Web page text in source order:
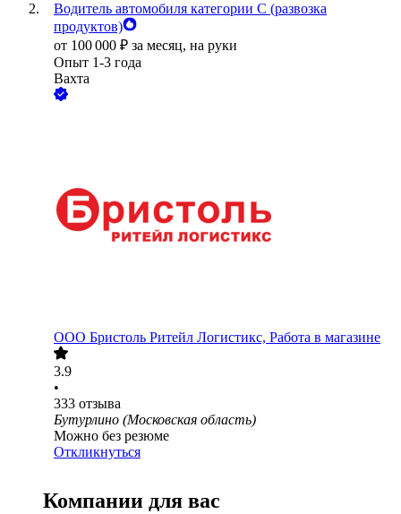
Водитель автомобиля категории C (развозка
продуктов)
от 100 000 ₽ за месяц, на руки
Опыт 1-3 года
Вахта
ООО Бристоль Ритейл Логистикс, Работа в магазине
3.9
•
333 отзыва
Бутурлино (Московская область)
Можно без резюме
Откликнуться
Компании для вас